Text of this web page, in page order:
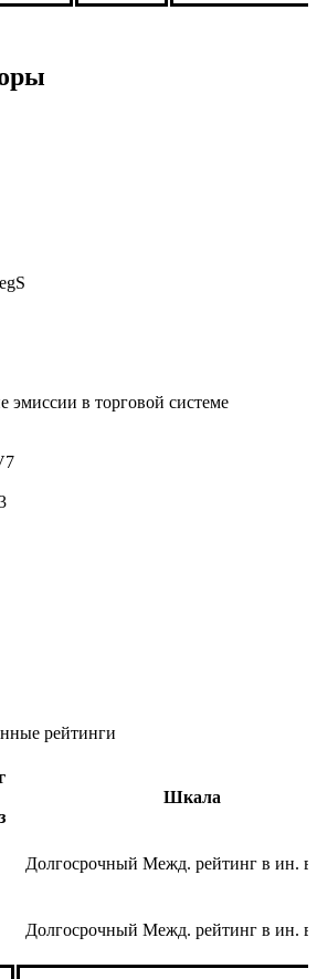
эмиссии в торговой системе
рейтинги
Шкала
Долгосрочный Межд. рейтинг в ин.
Долгосрочный Межд. рейтинг в ин.